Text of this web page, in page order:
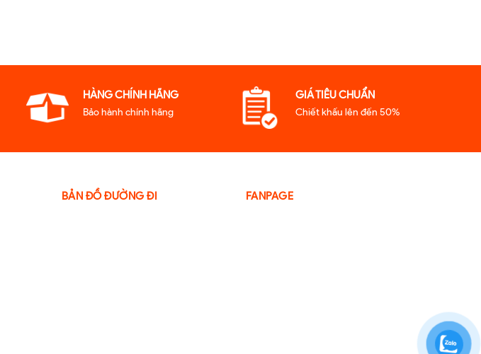
HÀNG CHÍNH HÃNG
Bảo hành chính hãng
GIÁ TIÊU CHUẨN
Chiết khấu lên đến 50%
BẢN ĐỒ ĐƯỜNG ĐI FANPAGE